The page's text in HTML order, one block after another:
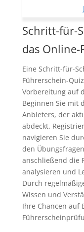
Schritt-für-
das
Eine Schritt-für-
Führerschein-
Vorbereitung auf
Beginnen Sie mit
Anbieters, der
abdeckt.
navigieren Sie
den
anschließend die
analysieren und
Durch
Wissen und
Ihre Chancen auf